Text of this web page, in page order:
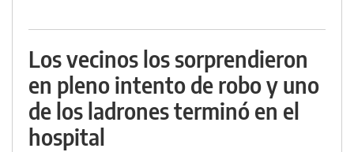
Los vecinos los sorprendieron
en pleno intento de robo y uno
de los ladrones terminó en el
hospital